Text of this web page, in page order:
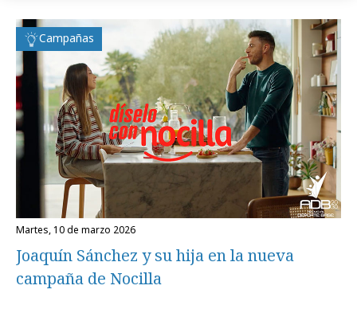
Campañas
martes, 10 de marzo 2026
Joaquín Sánchez y su hija en la nueva
campaña de Nocilla